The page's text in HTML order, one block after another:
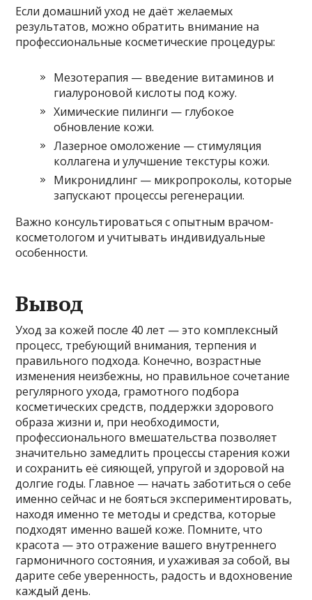
Если домашний уход не даёт желаемых
результатов, можно обратить внимание на
профессиональные косметические процедуры:
Мезотерапия — введение витаминов и
гиалуроновой кислоты под кожу.
Химические пилинги — глубокое
обновление кожи.
Лазерное омоложение — стимуляция
коллагена и улучшение текстуры кожи.
Микронидлинг — микропроколы, которые
запускают процессы регенерации.
Важно консультироваться с опытным врачом-
косметологом и учитывать индивидуальные
особенности.
Вывод
Уход за кожей после 40 лет — это комплексный
процесс, требующий внимания, терпения и
правильного подхода. Конечно, возрастные
изменения неизбежны, но правильное сочетание
регулярного ухода, грамотного подбора
косметических средств, поддержки здорового
образа жизни и, при необходимости,
профессионального вмешательства позволяет
значительно замедлить процессы старения кожи
и сохранить её сияющей, упругой и здоровой на
долгие годы. Главное — начать заботиться о себе
именно сейчас и не бояться экспериментировать,
находя именно те методы и средства, которые
подходят именно вашей коже. Помните, что
красота — это отражение вашего внутреннего
гармоничного состояния, и ухаживая за собой, вы
дарите себе уверенность, радость и вдохновение
каждый день.